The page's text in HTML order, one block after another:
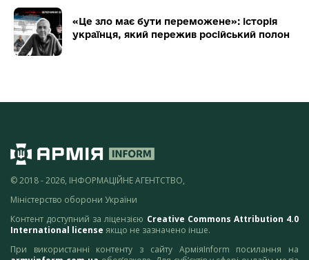
«Це зло має бути переможене»: історія
українця, який пережив російський полон
© 2018 - 2026, ІНФОРМАЦІЙНЕ АГЕНТСТВО,
Міністерство оборони України
Контент доступний за ліцензією Creative Commons Attribution 4.0
International license якщо не зазначено інше.
При використанні контенту з сайту АрміяInform посилання на